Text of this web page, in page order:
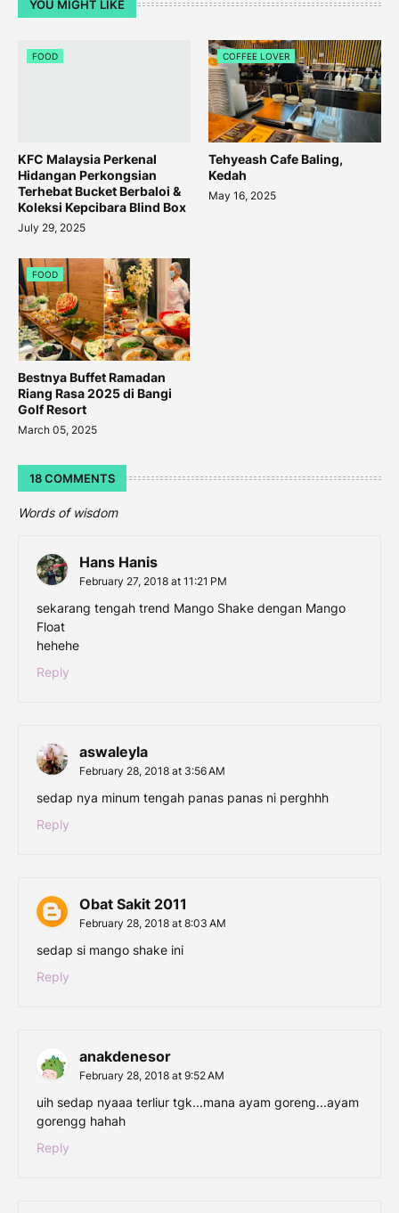
YOU MIGHT LIKE
FOOD
KFC Malaysia Perkenal
Hidangan Perkongsian
Terhebat Bucket Berbaloi &
Koleksi Kepcibara Blind Box
July 29, 2025
COFFEE LOVER
Tehyeash Cafe Baling,
Kedah
May 16, 2025
FOOD
Bestnya Buffet Ramadan
Riang Rasa 2025 di Bangi
Golf Resort
March 05, 2025
18 COMMENTS
Words of wisdom
Hans Hanis
February 27, 2018 at 11:21 PM
sekarang tengah trend Mango Shake dengan Mango
Float
hehehe
Reply
aswaleyla
February 28, 2018 at 3:56 AM
sedap nya minum tengah panas panas ni perghhh
Reply
Obat Sakit 2011
February 28, 2018 at 8:03 AM
sedap si mango shake ini
Reply
anakdenesor
February 28, 2018 at 9:52 AM
uih sedap nyaaa terliur tgk...mana ayam goreng...ayam
gorengg hahah
Reply